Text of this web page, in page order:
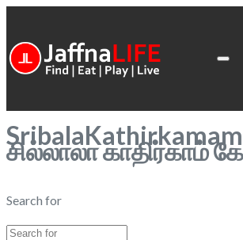
சில்லாலா காதிர்காம்
Search for